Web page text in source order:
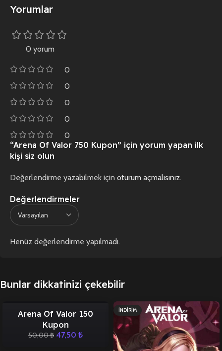
Yorumlar
0 yorum
0
0
0
0
0
Değerlendirmeler
Henüz değerlendirme yapılmadı.
“Arena Of Valor 750 Kupon” için yorum yapan ilk
kişi siz olun
Değerlendirme yazabilmek için oturum açmalısınız.
Bunlar dikkatinizi çekebilir
İNDIRIMArena Of Valor 150
Kupon
50,00₺ 47,50 ₺
İNDIRIM